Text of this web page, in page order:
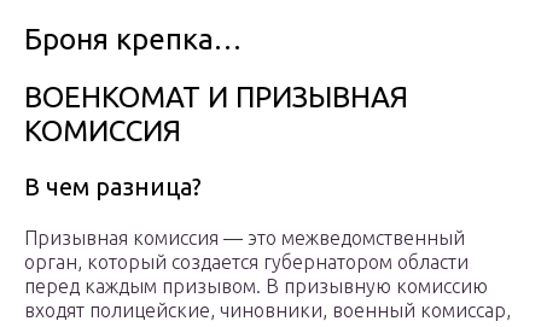
Броня крепка…
ВОЕНКОМАТ И ПРИЗЫВНАЯ
КОМИССИЯ
В чем разница?
Призывная комиссия — это межведомственный
орган, который создается губернатором области
перед каждым призывом. В призывную комиссию
входят полицейские, чиновники, военный комиссар,